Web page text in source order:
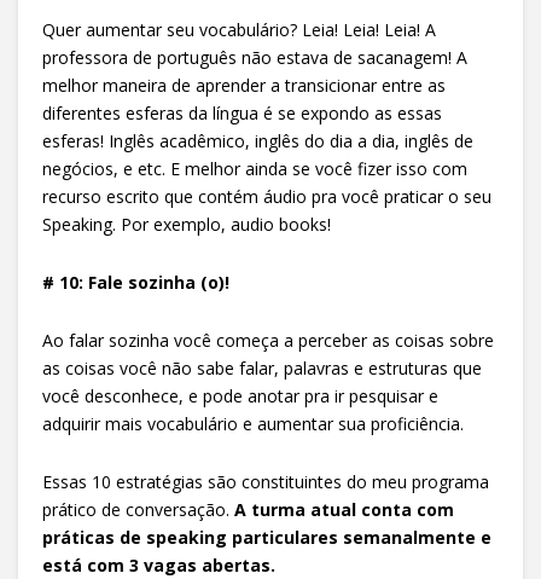
Quer aumentar seu vocabulário? Leia! Leia! Leia! A
professora de português não estava de sacanagem! A
melhor maneira de aprender a transicionar entre as
diferentes esferas da língua é se expondo as essas
esferas! Inglês acadêmico, inglês do dia a dia, inglês de
negócios, e etc. E melhor ainda se você fizer isso com
recurso escrito que contém áudio pra você praticar o seu
Speaking. Por exemplo, audio books!
# 10: Fale sozinha (o)!
Ao falar sozinha você começa a perceber as coisas sobre
as coisas você não sabe falar, palavras e estruturas que
você desconhece, e pode anotar pra ir pesquisar e
adquirir mais vocabulário e aumentar sua proficiência.
Essas 10 estratégias são constituintes do meu programa
prático de conversação. A turma atual conta com
práticas de speaking particulares semanalmente e
está com 3 vagas abertas.